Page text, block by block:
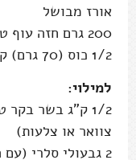
אורז מבושל
200 גרם חזה עוף טחון
1/2 כוס (70 גרם) קמח
למילוי:
1/2 ק"ג בשר
צוואר או צלעות)
2 גבעולי סלרי (עם העלים) קצוצים דק